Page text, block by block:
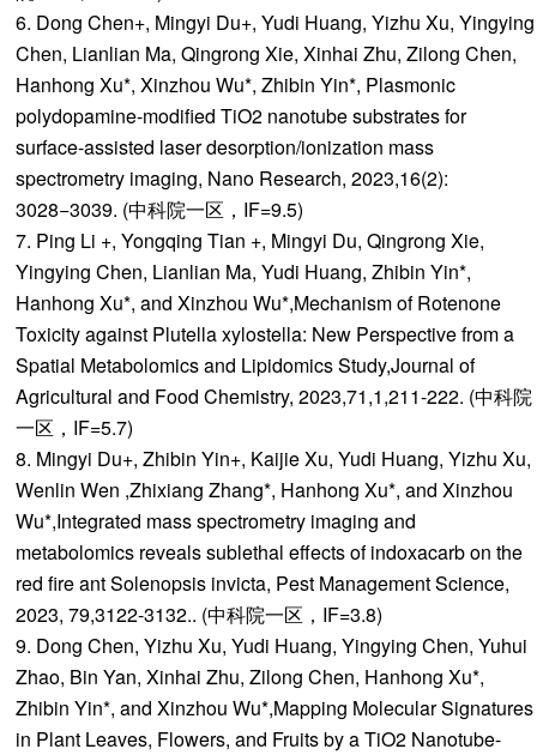
6. Dong Chen+, Mingyi Du+, Yudi Huang, Yizhu Xu, Yingying
Chen, Lianlian Ma, Qingrong Xie, Xinhai Zhu, Zilong Chen,
Hanhong Xu*, Xinzhou Wu*, Zhibin Yin*, Plasmonic
polydopamine-modified TiO2 nanotube substrates for
surface-assisted laser desorption/ionization mass
spectrometry imaging, Nano Research, 2023,16(2):
3028−3039. (中科院一区，IF=9.5)
7. Ping Li +, Yongqing Tian +, Mingyi Du, Qingrong Xie,
Yingying Chen, Lianlian Ma, Yudi Huang, Zhibin Yin*,
Hanhong Xu*, and Xinzhou Wu*,Mechanism of Rotenone
Toxicity against Plutella xylostella: New Perspective from a
Spatial Metabolomics and Lipidomics Study,Journal of
Agricultural and Food Chemistry, 2023,71,1,211-222. (中科院
一区，IF=5.7)
8. Mingyi Du+, Zhibin Yin+, Kaijie Xu, Yudi Huang, Yizhu Xu,
Wenlin Wen ,Zhixiang Zhang*, Hanhong Xu*, and Xinzhou
Wu*,Integrated mass spectrometry imaging and
metabolomics reveals sublethal effects of indoxacarb on the
red fire ant Solenopsis invicta, Pest Management Science,
2023, 79,3122-3132.. (中科院一区，IF=3.8)
9. Dong Chen, Yizhu Xu, Yudi Huang, Yingying Chen, Yuhui
Zhao, Bin Yan, Xinhai Zhu, Zilong Chen, Hanhong Xu*,
Zhibin Yin*, and Xinzhou Wu*,Mapping Molecular Signatures
in Plant Leaves, Flowers, and Fruits by a TiO2 Nanotube-